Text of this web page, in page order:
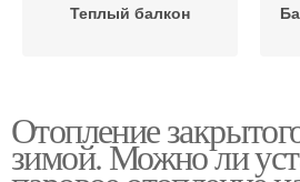
Теплый балкон
Панели для балкона
Отопление
зимой. Можно ли